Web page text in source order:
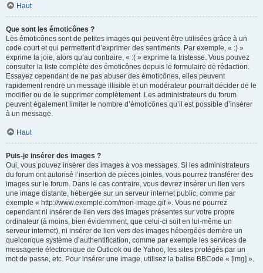
Haut
Que sont les émoticônes ?
Les émoticônes sont de petites images qui peuvent être utilisées grâce à un
code court et qui permettent d’exprimer des sentiments. Par exemple, « :) »
exprime la joie, alors qu’au contraire, « :( » exprime la tristesse. Vous pouvez
consulter la liste complète des émoticônes depuis le formulaire de rédaction.
Essayez cependant de ne pas abuser des émoticônes, elles peuvent
rapidement rendre un message illisible et un modérateur pourrait décider de le
modifier ou de le supprimer complètement. Les administrateurs du forum
peuvent également limiter le nombre d’émoticônes qu’il est possible d’insérer
à un message.
Haut
Puis-je insérer des images ?
Oui, vous pouvez insérer des images à vos messages. Si les administrateurs
du forum ont autorisé l’insertion de pièces jointes, vous pourrez transférer des
images sur le forum. Dans le cas contraire, vous devrez insérer un lien vers
une image distante, hébergée sur un serveur internet public, comme par
exemple « http://www.exemple.com/mon-image.gif ». Vous ne pourrez
cependant ni insérer de lien vers des images présentes sur votre propre
ordinateur (à moins, bien évidemment, que celui-ci soit en lui-même un
serveur internet), ni insérer de lien vers des images hébergées derrière un
quelconque système d’authentification, comme par exemple les services de
messagerie électronique de Outlook ou de Yahoo, les sites protégés par un
mot de passe, etc. Pour insérer une image, utilisez la balise BBCode « [img] ».